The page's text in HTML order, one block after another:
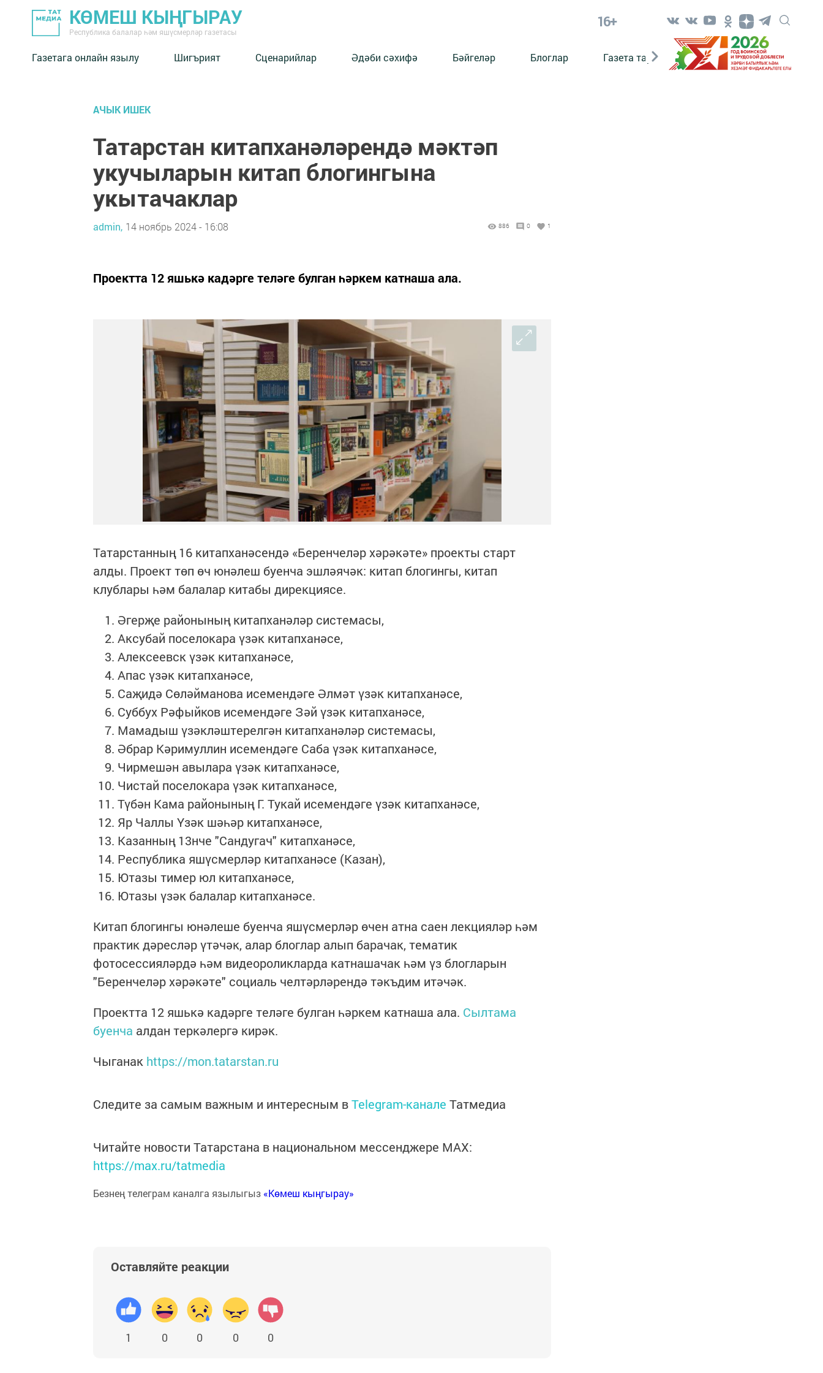
КӨМЕШ КЫҢГЫРАУ
Республика балалар һәм яшүсмерләр газетасы
16+
Газетага онлайн язылу Шигърият Сценарийлар Әдәби сәхифә Бәйгеләр Блоглар Газета тарихы Әкият Әкият
АЧЫК ИШЕК
Татарстан китапханәләрендә мәктәп
укучыларын китап блогингына
укытачаклар
admin, 14 ноябрь 2024 - 16:08 886 0 1
Проектта 12 яшькә кадәрге теләге булган һәркем катнаша ала.
Татарстанның 16 китапханәсендә «Беренчеләр хәрәкәте» проекты старт
алды. Проект төп өч юнәлеш буенча эшләячәк: китап блогингы, китап
клублары һәм балалар китабы дирекциясе.
Әгерҗе районының китапханәләр системасы,
Аксубай поселокара үзәк китапханәсе,
Алексеевск үзәк китапханәсе,
Апас үзәк китапханәсе,
Саҗидә Сөләйманова исемендәге Әлмәт үзәк китапханәсе,
Суббух Рәфыйков исемендәге Зәй үзәк китапханәсе,
Мамадыш үзәкләштерелгән китапханәләр системасы,
Әбрар Кәримуллин исемендәге Саба үзәк китапханәсе,
Чирмешән авылара үзәк китапханәсе,
Чистай поселокара үзәк китапханәсе,
Түбән Кама районының Г. Тукай исемендәге үзәк китапханәсе,
Яр Чаллы Үзәк шәһәр китапханәсе,
Казанның 13нче "Сандугач" китапханәсе,
Республика яшүсмерләр китапханәсе (Казан),
Ютазы тимер юл китапханәсе,
Ютазы үзәк балалар китапханәсе.
Китап блогингы юнәлеше буенча яшүсмерләр өчен атна саен лекцияләр һәм
практик дәресләр үтәчәк, алар блоглар алып барачак, тематик
фотосессияләрдә һәм видеороликларда катнашачак һәм үз блогларын
"Беренчеләр хәрәкәте" социаль челтәрләрендә тәкъдим итәчәк.
Проектта 12 яшькә кадәрге теләге булган һәркем катнаша ала. Сылтама
буенча алдан теркәлергә кирәк.
Чыганак https://mon.tatarstan.ru
Следите за самым важным и интересным вTelegram-канале Татмедиа
Читайте новости Татарстана в национальном мессенджере MАХ:
https://max.ru/tatmedia
Безнең телеграм каналга язылыгыз «Көмеш кыңгырау»
Оставляйте реакции
1 0 0 0 0